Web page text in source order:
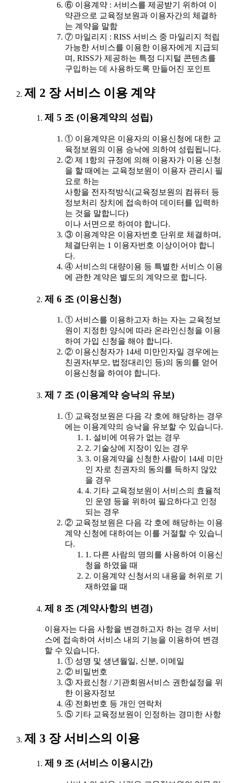
⑥ 이용계약 : 서비스를 제공받기 위하여 이
약관으로 교육정보원과 이용자간의 체결하
는 계약을 말함
⑦ 마일리지 : RISS 서비스 중 마일리지 적립
가능한 서비스를 이용한 이용자에게 지급되
며, RISS가 제공하는 특정 디지털 콘텐츠를
구입하는 데 사용하도록 만들어진 포인트
제 2 장 서비스 이용 계약
제 5 조 (이용계약의 성립)
① 이용계약은 이용자의 이용신청에 대한 교
육정보원의 이용 승낙에 의하여 성립됩니다.
② 제 1항의 규정에 의해 이용자가 이용 신청
을 할 때에는 교육정보원이 이용자 관리시 필
요로 하는
사항을 전자적방식(교육정보원의 컴퓨터 등
정보처리 장치에 접속하여 데이터를 입력하
는 것을 말합니다)
이나 서면으로 하여야 합니다.
③ 이용계약은 이용자번호 단위로 체결하며,
체결단위는 1 이용자번호 이상이어야 합니
다.
④ 서비스의 대량이용 등 특별한 서비스 이용
에 관한 계약은 별도의 계약으로 합니다.
제 6 조 (이용신청)
① 서비스를 이용하고자 하는 자는 교육정보
원이 지정한 양식에 따라 온라인신청을 이용
하여 가입 신청을 해야 합니다.
② 이용신청자가 14세 미만인자일 경우에는
친권자(부모, 법정대리인 등)의 동의를 얻어
이용신청을 하여야 합니다.
제 7 조 (이용계약 승낙의 유보)
① 교육정보원은 다음 각 호에 해당하는 경우
에는 이용계약의 승낙을 유보할 수 있습니다.
1. 설비에 여유가 없는 경우
2. 기술상에 지장이 있는 경우
3. 이용계약을 신청한 사람이 14세 미만
인 자로 친권자의 동의를 득하지 않았
을 경우
4. 기타 교육정보원이 서비스의 효율적
인 운영 등을 위하여 필요하다고 인정
되는 경우
② 교육정보원은 다음 각 호에 해당하는 이용
계약 신청에 대하여는 이를 거절할 수 있습니
다.
1. 다른 사람의 명의를 사용하여 이용신
청을 하였을 때
2. 이용계약 신청서의 내용을 허위로 기
재하였을 때
제 8 조 (계약사항의 변경)
이용자는 다음 사항을 변경하고자 하는 경우 서비
스에 접속하여 서비스 내의 기능을 이용하여 변경
할 수 있습니다.
① 성명 및 생년월일, 신분, 이메일
② 비밀번호
③ 자료신청 / 기관회원서비스 권한설정을 위
한 이용자정보
④ 전화번호 등 개인 연락처
⑤ 기타 교육정보원이 인정하는 경미한 사항
제 3 장 서비스의 이용
제 9 조 (서비스 이용시간)